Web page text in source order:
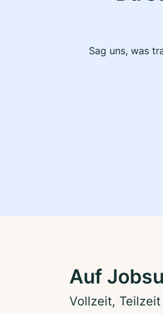
Sag uns, was
Auf
Vollzeit,